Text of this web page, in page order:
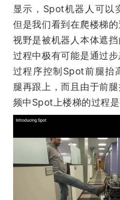
显示，Spot机器人可以
但是我们看到在爬楼梯
视野是被机器人本体遮
过程中极有可能是通过
过程序控制Spot前腿抬
腿再跟上，而且由于前
频中Spot上楼梯的过程是